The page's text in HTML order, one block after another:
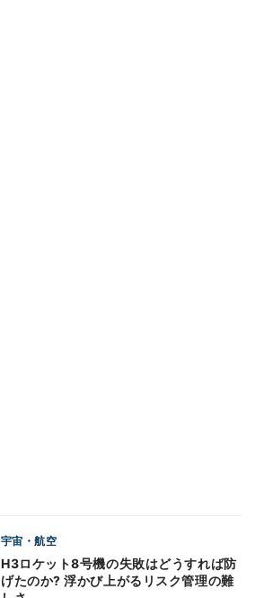
宇宙・航空
H3ロケット8号機の失敗はどうすれば防
げたのか? 浮かび上がるリスク管理の難